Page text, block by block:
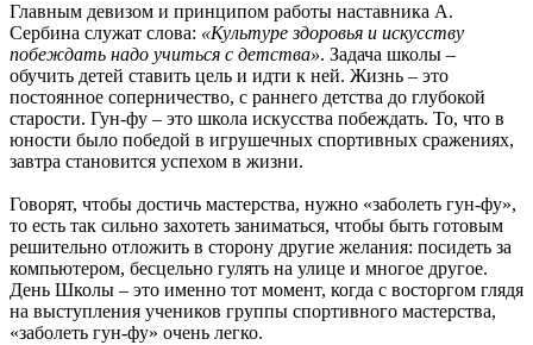
Главным девизом и принципом работы наставника А.
Сербина служат слова: «Культуре здоровья и искусству
побеждать надо учиться с детства». Задача школы –
обучить детей ставить цель и идти к ней. Жизнь – это
постоянное соперничество, с раннего детства до глубокой
старости. Гун-фу – это школа искусства побеждать. То, что в
юности было победой в игрушечных спортивных сражениях,
завтра становится успехом в жизни.
Говорят, чтобы достичь мастерства, нужно «заболеть гун-фу»,
то есть так сильно захотеть заниматься, чтобы быть готовым
решительно отложить в сторону другие желания: посидеть за
компьютером, бесцельно гулять на улице и многое другое.
День Школы – это именно тот момент, когда с восторгом глядя
на выступления учеников группы спортивного мастерства,
«заболеть гун-фу» очень легко.